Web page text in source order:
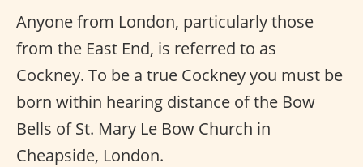
Anyone from London, particularly those
from the East End, is referred to as
Cockney. To be a true Cockney you must be
born within hearing distance of the Bow
Bells of St. Mary Le Bow Church in
Cheapside, London.